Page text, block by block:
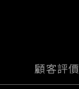
顧客評價